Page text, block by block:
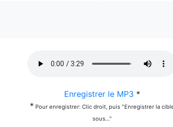
Enregistrer le MP3 *
* Pour enregistrer: Clic droit, puis "Enregistrer la
sous..."